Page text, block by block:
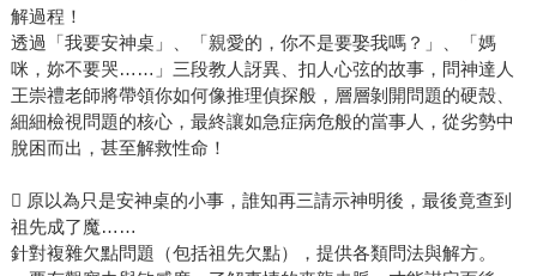
解過程！
透過「我要安神桌」、「親愛的，你不是要娶我嗎？」、「媽
咪，妳不要哭……」三段教人訝異、扣人心弦的故事，問神達人
王崇禮老師將帶領你如何像推理偵探般，層層剝開問題的硬殼、
細細檢視問題的核心，最終讓如急症病危般的當事人，從劣勢中
脫困而出，甚至解救性命！
 原以為只是安神桌的小事，誰知再三請示神明後，最後竟查到
祖先成了魔……
針對複雜欠點問題（包括祖先欠點），提供各類問法與解方。